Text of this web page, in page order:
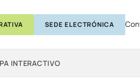
SEDE ELECTRÓNICA
INTERACTIVO